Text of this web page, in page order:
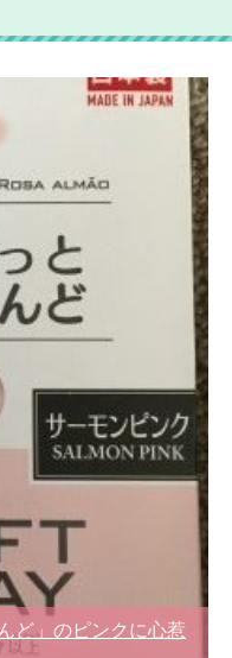
ど」のピンクに心惹